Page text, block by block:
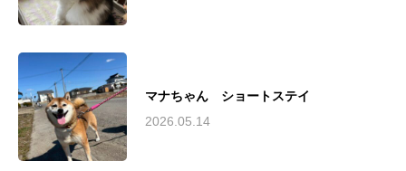
マナちゃん ショートステイ
2026.05.14